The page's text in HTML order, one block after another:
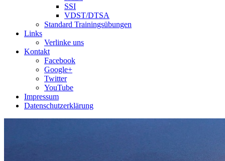
SSI
VDST/DTSA
Standard Trainingsübungen
Links
Verlinke uns
Kontakt
Facebook
Google+
Twitter
YouTube
Impressum
Datenschutzerklärung